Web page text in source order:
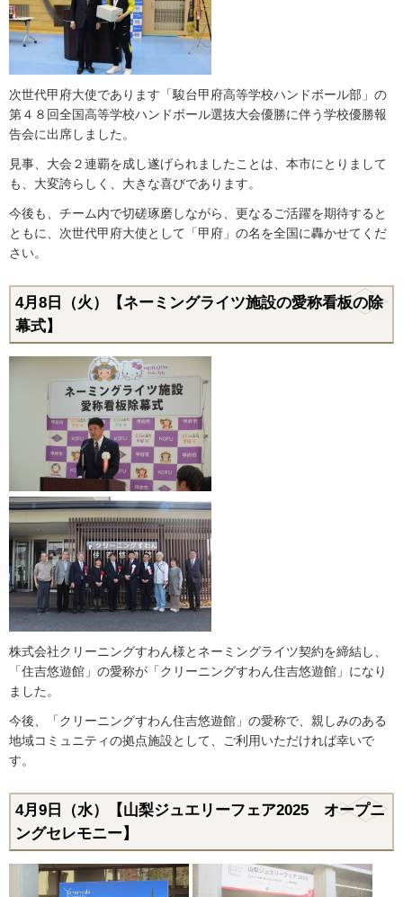
次世代甲府大使であります「駿台甲府高等学校ハンドボール部」の
第４８回全国高等学校ハンドボール選抜大会優勝に伴う学校優勝報
告会に出席しました。
見事、大会２連覇を成し遂げられましたことは、本市にとりまして
も、大変誇らしく、大きな喜びであります。
今後も、チーム内で切磋琢磨しながら、更なるご活躍を期待すると
ともに、次世代甲府大使として「甲府」の名を全国に轟かせてくだ
さい。
4月8日（火）【ネーミングライツ施設の愛称看板の除
幕式】
株式会社クリーニングすわん様とネーミングライツ契約を締結し、
「住吉悠遊館」の愛称が「クリーニングすわん住吉悠遊館」になり
ました。
今後、「クリーニングすわん住吉悠遊館」の愛称で、親しみのある
地域コミュニティの拠点施設として、ご利用いただければ幸いで
す。
4月9日（水）【山梨ジュエリーフェア2025 オープニ
ングセレモニー】